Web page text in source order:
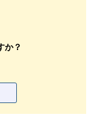
か？